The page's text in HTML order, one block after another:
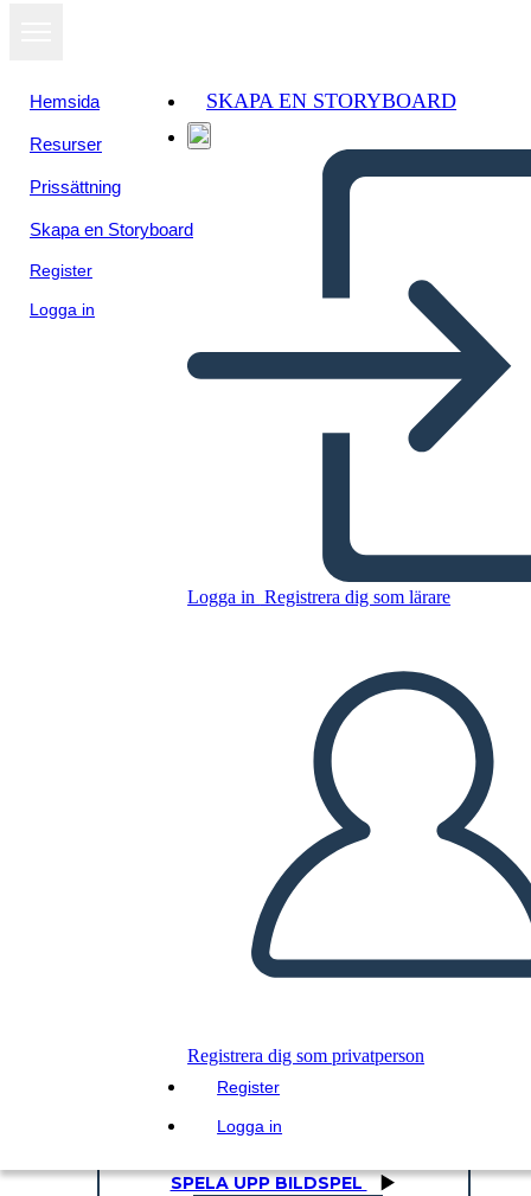
Hemsida
Resurser
Prissättning
Skapa en Storyboard
Register
Logga in
SKAPA EN STORYBOARD
Logga in Registrera dig som lärare
Registrera dig som privatperson
Register
Logga in
Timbrato: razzismo,
antirazzismo e tu: personaggi
Kopiera denna storyboard
SKAPA EN STORYBOARD
SPELA UPP BILDSPEL